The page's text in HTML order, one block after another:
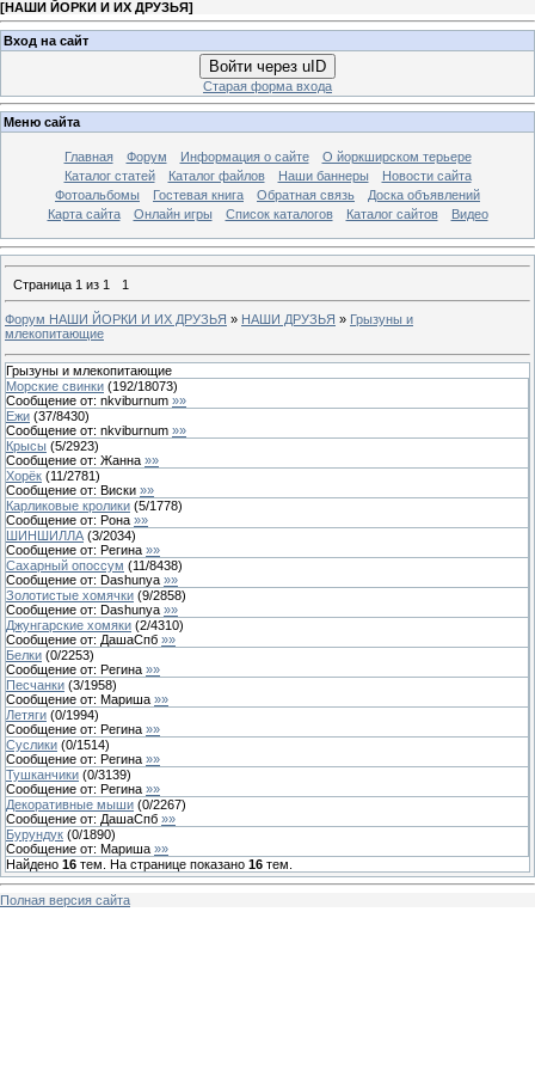
[НАШИ ЙОРКИ И ИХ ДРУЗЬЯ]
Вход на сайт
Войти через uID
Старая форма входа
Меню сайта
Главная Форум Информация о сайте
О йоркширском терьере
Каталог статей
Каталог файлов Наши баннеры
Новости сайта
Фотоальбомы
Гостевая книга Обратная связь
Доска объявлений
Карта сайта
Онлайн игры Список каталогов Каталог сайтов Видео
Страница 1 из 1 1
Форум НАШИ ЙОРКИ И ИХ ДРУЗЬЯ » НАШИ ДРУЗЬЯ » Грызуны и
млекопитающие
Грызуны и млекопитающие
Морские свинки (192/18073)
Сообщение от: nkviburnum »»
Ежи (37/8430)
Сообщение от: nkviburnum »»
Крысы (5/2923)
Сообщение от: Жанна »»
Хорёк (11/2781)
Сообщение от: Виски »»
Карликовые кролики (5/1778)
Сообщение от: Рона »»
ШИНШИЛЛА (3/2034)
Сообщение от: Регина »»
Сахарный опоссум (11/8438)
Сообщение от: Dashunya »»
Золотистые хомячки (9/2858)
Сообщение от: Dashunya »»
Джунгарские хомяки (2/4310)
Сообщение от: ДашаСпб »»
Белки (0/2253)
Сообщение от: Регина »»
Песчанки (3/1958)
Сообщение от: Мариша »»
Летяги (0/1994)
Сообщение от: Регина »»
Суслики (0/1514)
Сообщение от: Регина »»
Тушканчики (0/3139)
Сообщение от: Регина »»
Декоративные мыши (0/2267)
Сообщение от: ДашаСпб »»
Бурундук (0/1890)
Сообщение от: Мариша »»
Найдено 16 тем. На странице показано 16 тем.
Полная версия сайта